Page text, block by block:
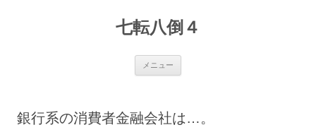
七転八倒４
メニュー
ス
銀行系の消費者金融会社は…。